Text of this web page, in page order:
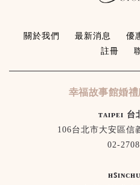
關於我們 最新消息 優
註冊
幸福故事館婚
ᴛᴀɪᴘᴇɪ 台
106台北市大安區信
02-